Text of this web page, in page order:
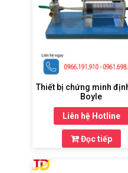
Thiết bị chứng minh
Boyle
Liên hệ Hotline
Đọc tiếp